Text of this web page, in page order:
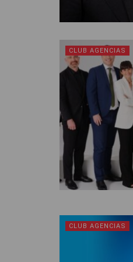
CLUB AGENCIAS
CLUB AGENCIAS